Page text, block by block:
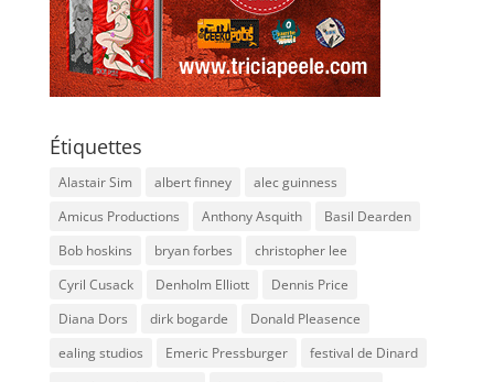
Étiquettes
Alastair Sim albert finney
alec guinness
Amicus Productions
Anthony Asquith
Basil Dearden
Bob hoskins
bryan forbes
christopher lee
Cyril Cusack
Denholm Elliott
Dennis Price
Diana Dors
dirk bogarde
Donald Pleasence
ealing studios
Emeric Pressburger
festival de Dinard